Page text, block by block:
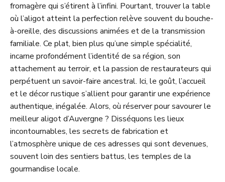
fromagère qui s’étirent à l’infini. Pourtant, trouver la table
où l’aligot atteint la perfection relève souvent du bouche-
à-oreille, des discussions animées et de la transmission
familiale. Ce plat, bien plus qu’une simple spécialité,
incarne profondément l’identité de sa région, son
attachement au terroir, et la passion de restaurateurs qui
perpétuent un savoir-faire ancestral. Ici, le goût, l’accueil
et le décor rustique s’allient pour garantir une expérience
authentique, inégalée. Alors, où réserver pour savourer le
meilleur aligot d’Auvergne ? Disséquons les lieux
incontournables, les secrets de fabrication et
l’atmosphère unique de ces adresses qui sont devenues,
souvent loin des sentiers battus, les temples de la
gourmandise locale.